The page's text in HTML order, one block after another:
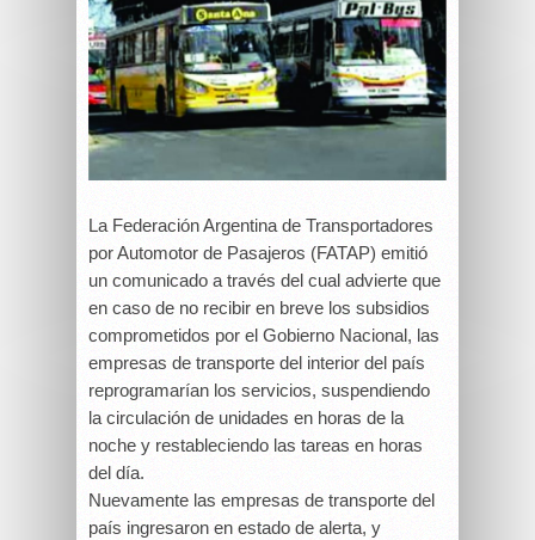
La Federación Argentina de Transportadores
por Automotor de Pasajeros (FATAP) emitió
un comunicado a través del cual advierte que
en caso de no recibir en breve los subsidios
comprometidos por el Gobierno Nacional, las
empresas de transporte del interior del país
reprogramarían los servicios, suspendiendo
la circulación de unidades en horas de la
noche y restableciendo las tareas en horas
del día.
Nuevamente las empresas de transporte del
país ingresaron en estado de alerta, y